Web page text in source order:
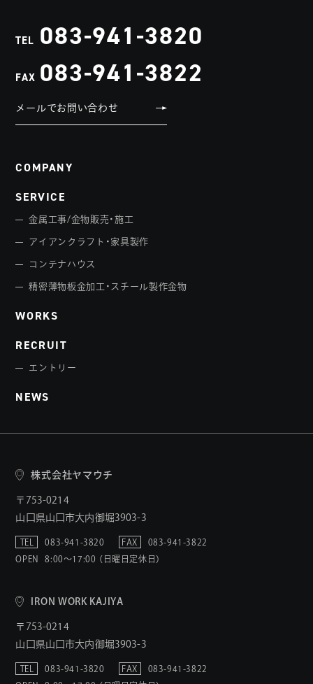
TEL 083-941-3820
FAX 083-941-3822
メールでお問い合わせ
COMPANY
SERVICE
金属工事/金物販売・施工
アイアンクラフト・家具製作
コンテナハウス
精密薄物板金加工・スチール製作金物
WORKS
RECRUIT
エントリー
NEWS
株式会社ヤマウチ
〒753-0214
山口県山口市大内御堀3903-3
TEL 083-941-3820 FAX
083-941-3822
OPEN
8:00〜17:00 （日曜日定休日）
IRON WORK KAJIYA
〒753-0214
山口県山口市大内御堀3903-3
TEL 083-941-3820 FAX
083-941-3822